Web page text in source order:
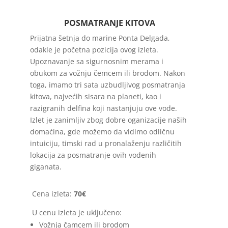
POSMATRANJE KITOVA
Prijatna šetnja do marine Ponta Delgada,
odakle je početna pozicija ovog izleta.
Upoznavanje sa sigurnosnim merama i
obukom za vožnju čemcem ili brodom. Nakon
toga, imamo tri sata uzbudljivog posmatranja
kitova, najvećih sisara na planeti, kao i
razigranih delfina koji nastanjuju ove vode.
Izlet je zanimljiv zbog dobre oganizacije naših
domaćina, gde možemo da vidimo odličnu
intuiciju, timski rad u pronalaženju različitih
lokacija za posmatranje ovih vodenih
giganata.
Cena izleta: 70€
U cenu izleta je uključeno:
Vožnja čamcem ili brodom